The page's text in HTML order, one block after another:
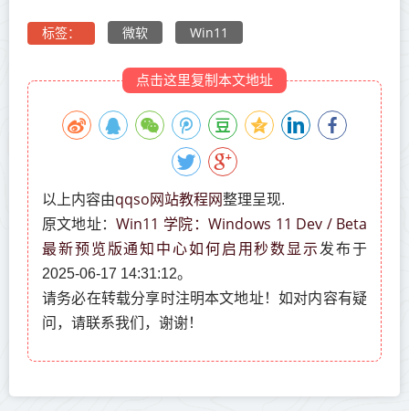
标签： 微软 Win11
点击这里复制本文地址
以上内容由qqso网站教程网整理呈现.
原文地址： Win11 学院：Windows 11 Dev / Beta
最新预览版通知中心如何启用秒数显示 发布于
2025-06-17 14:31:12。
请务必在转载分享时注明本文地址！如对内容有疑
问，请联系我们，谢谢！